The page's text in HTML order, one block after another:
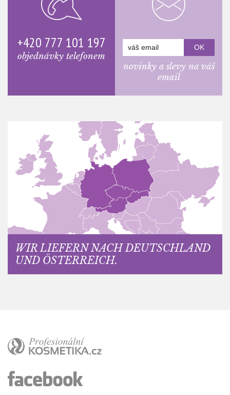
+420 777 101 197
objednávky telefonem
novinky a slevy na váš
email
WIR LIEFERN NACH DEUTSCHLAND
UND ÖSTERREICH.